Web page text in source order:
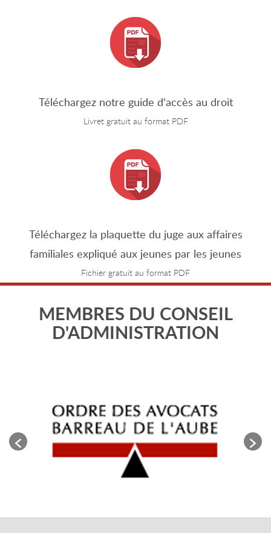
Téléchargez notre guide d'accès au droit
Livret gratuit au format PDF
Téléchargez la plaquette du juge aux affaires
familiales expliqué aux jeunes par les jeunes
Fichier gratuit au format PDF
MEMBRES DU CONSEIL
D'ADMINISTRATION